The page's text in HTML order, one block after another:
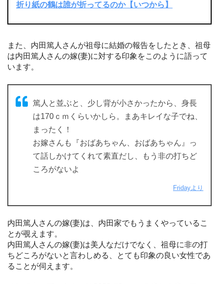
折り紙の鶴は誰が折ってるのか【いつから】
また、内田篤人さんが祖母に結婚の報告をしたとき、祖母
は内田篤人さんの嫁(妻)に対する印象をこのように語って
います。
篤人と並ぶと、少し背が小さかったから、身長
は170ｃｍくらいかしら。まあキレイな子でね、
まったく！
お嫁さんも『おばあちゃん、おばあちゃん』っ
て話しかけてくれて素直だし、もう非の打ちど
ころがないよ
Fridayより
内田篤人さんの嫁(妻)は、内田家でもうまくやっているこ
とが覗えます。
内田篤人さんの嫁(妻)は美人なだけでなく、祖母に非の打
ちどころがないと言わしめる、とても印象の良い女性であ
ることが伺えます。